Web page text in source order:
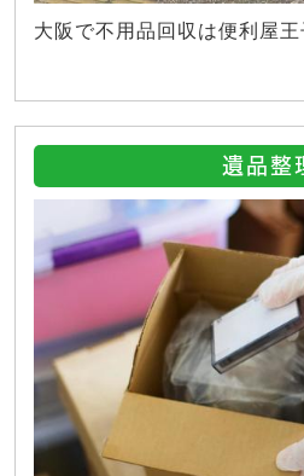
大阪で不用品回収は便利屋王
遺品整